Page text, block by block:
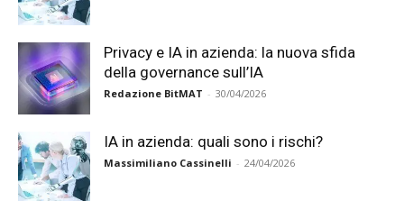
Privacy e IA in azienda: la nuova sfida
della governance sull’IA
Redazione BitMAT - 30/04/2026
IA in azienda: quali sono i rischi?
Massimiliano Cassinelli - 24/04/2026